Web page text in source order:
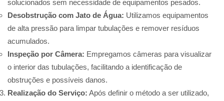
solucionados sem necessidade de equipamentos pesados.
Desobstrução com Jato de Água: Utilizamos equipamentos
de alta pressão para limpar tubulações e remover resíduos
acumulados.
Inspeção por Câmera: Empregamos câmeras para visualizar
o interior das tubulações, facilitando a identificação de
obstruções e possíveis danos.
Realização do Serviço: Após definir o método a ser utilizado,